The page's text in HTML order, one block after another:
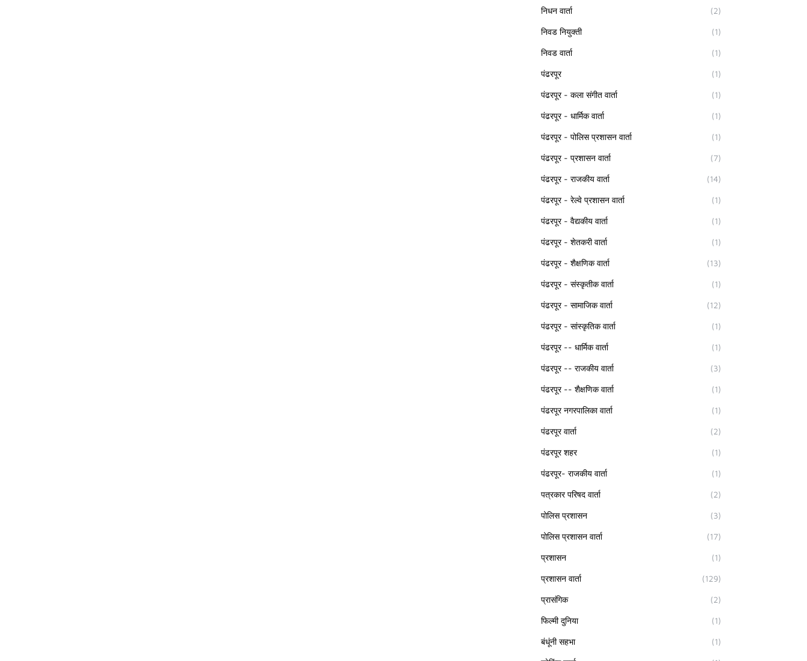
निधन वार्ता (2)
निवड नियुक्ती (1)
निवड वार्ता (1)
पंढरपूर (1)
पंढरपूर - कला संगीत वार्ता (1)
पंढरपूर - धार्मिक वार्ता (1)
पंढरपूर - पोलिस प्रशासन वार्ता (1)
पंढरपूर - प्रशासन वार्ता (7)
पंढरपूर - राजकीय वार्ता (14)
पंढरपूर - रेल्वे प्रशासन वार्ता (1)
पंढरपूर - वैद्यकीय वार्ता (1)
पंढरपूर - शेतकरी वार्ता (1)
पंढरपूर - शैक्षणिक वार्ता (13)
पंढरपूर - संस्कृतीक वार्ता (1)
पंढरपूर - सामाजिक वार्ता (12)
पंढरपूर - सांस्कृतिक वार्ता (1)
पंढरपूर -- धार्मिक वार्ता (1)
पंढरपूर -- राजकीय वार्ता (3)
पंढरपूर -- शैक्षणिक वार्ता (1)
पंढरपूर नगरपालिका वार्ता (1)
पंढरपूर वार्ता (2)
पंढरपूर शहर (1)
पंढरपूर- राजकीय वार्ता (1)
पत्रकार परिषद वार्ता (2)
पोलिस प्रशासन (3)
पोलिस प्रशासन वार्ता (17)
प्रशासन (1)
प्रशासन वार्ता (129)
प्रासंगिक (2)
फिल्मी दुनिया (1)
बंधूंनी सहभा (1)